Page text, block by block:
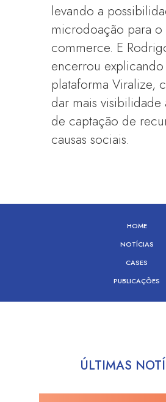
levando a
microdoação para o
commerce. E
encerrou explicando
plataforma Viralize,
dar mais visibilidade
de captação de
causas sociais.
HOME
NOTÍCIAS
CASES
PUBLICAÇÕES
ÚLTIMAS